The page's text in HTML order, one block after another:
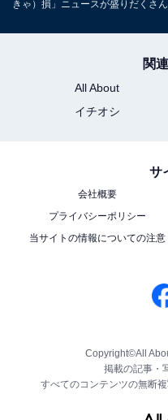
きゃ）損」ニュースが盛りだくさん
関
All About
イチオシ
サ
会社概要
プライバシーポリシー
当サイトの情報についての注意
Copyright©All
掲載の記事・
すべてのコンテンツの無断